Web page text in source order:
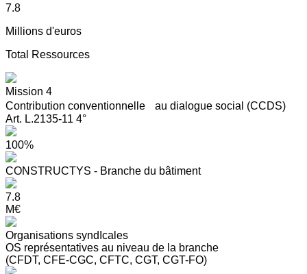
7.8
Millions d'euros
Total Ressources
Mission 4
Contribution conventionnelle au dialogue social (CCDS)
Art. L.2135-11 4°
100%
CONSTRUCTYS - Branche du bâtiment
7.8
M€
Organisations syndIcales
OS représentatives au niveau de la branche
(CFDT, CFE-CGC, CFTC, CGT, CGT-FO)